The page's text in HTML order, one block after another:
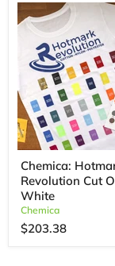
Chemica:
Revolution Cut
White
Chemica
$203.38